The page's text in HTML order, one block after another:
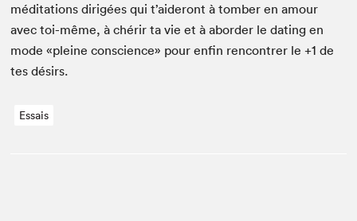
médi­ta­tions dirigées qui t’aideront à tomber en amour
avec toi-même, à chérir ta vie et à abor­der le dat­ing en
mode «pleine con­science» pour enfin ren­con­tr­er le +1 de
tes désirs.
Essais